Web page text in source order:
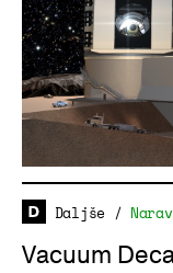
Daljše /
Vacuum